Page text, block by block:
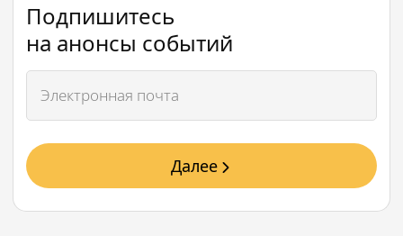
Подпишитесь
на анонсы событий
Далее